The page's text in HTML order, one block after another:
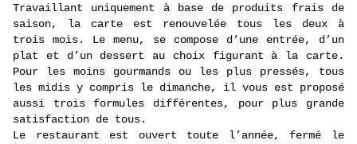
Travaillant uniquement à base de produits frais de
saison, la carte est renouvelée tous les deux à
trois mois. Le menu, se compose d’une entrée, d’un
plat et d’un dessert au choix figurant à la carte.
Pour les moins gourmands ou les plus pressés, tous
les midis y compris le dimanche, il vous est proposé
aussi trois formules différentes, pour plus grande
satisfaction de tous.
Le restaurant est ouvert toute l’année, fermé le